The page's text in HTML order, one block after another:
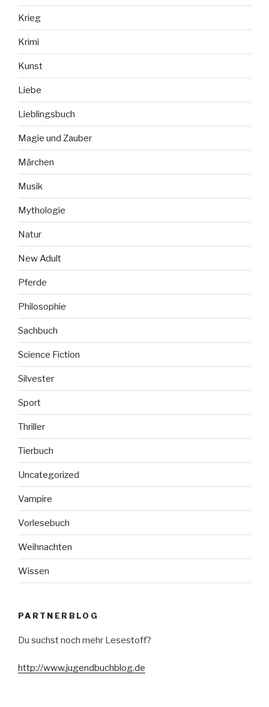
Krieg
Krimi
Kunst
Liebe
Lieblingsbuch
Magie und Zauber
Märchen
Musik
Mythologie
Natur
New Adult
Pferde
Philosophie
Sachbuch
Science Fiction
Silvester
Sport
Thriller
Tierbuch
Uncategorized
Vampire
Vorlesebuch
Weihnachten
Wissen
PARTNERBLOG
Du suchst noch mehr Lesestoff?
http://www.jugendbuchblog.de